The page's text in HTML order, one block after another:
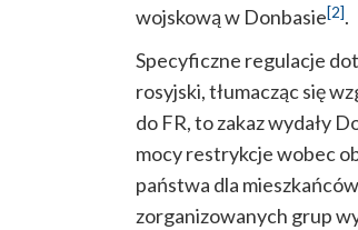
wojskową w Donbasie[2].
Specyficzne regulacje
rosyjski, tłumacząc się
do FR, to zakaz wydały
mocy restrykcje wobec
państwa dla
zorganizowanych grup